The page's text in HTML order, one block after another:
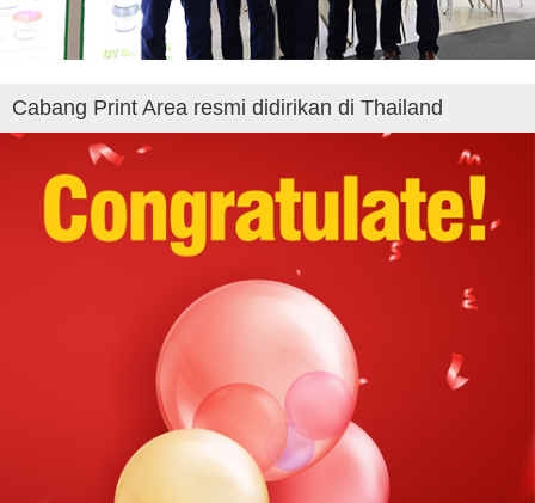
Cabang Print Area resmi didirikan di Thailand